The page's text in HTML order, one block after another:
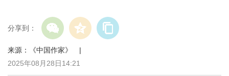
分享到：
来源：《中国作家》 |
2025年08月28日14:21